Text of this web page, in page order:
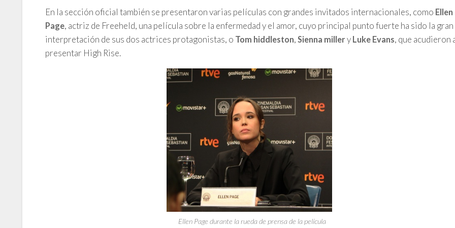
En la sección oficial también se presentaron varias películas con grandes invitados internacionales, como Ellen
Page, actriz de Freeheld, una película sobre la enfermedad y el amor, cuyo principal punto fuerte ha sido la gran
interpretación de sus dos actrices protagonistas, o Tom hiddleston, Sienna millery Luke Evans, que acudieron
presentar High Rise.
Ellen Page durante la rueda de prensa de la película